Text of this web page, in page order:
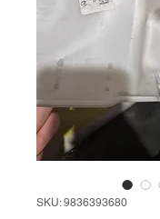
SKU: 9836393680